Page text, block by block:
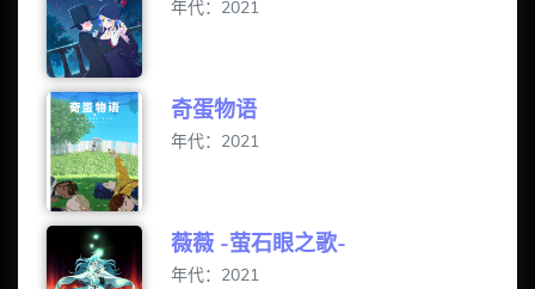
年代：2021
奇蛋物语
年代：2021
薇薇 -萤石眼之歌-
年代：2021